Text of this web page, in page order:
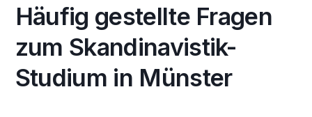
Häufig gestellte Fragen
zum Skandinavistik-
Studium in Münster